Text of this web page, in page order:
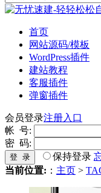
首页
网站源码/模板
WordPress插件
建站教程
客服插件
弹窗插件
会员登录注册入口
帐 号:
密 码:
登 录 保持登录
当前位置: ： 主页 >